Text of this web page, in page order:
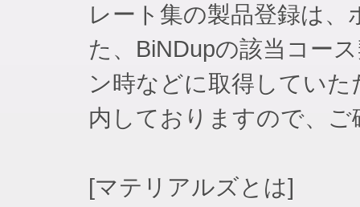
レート集の製品登録は
た、BiNDupの該当コー
ン時などに取得してい
内しておりますので、
[マテリアルズとは]